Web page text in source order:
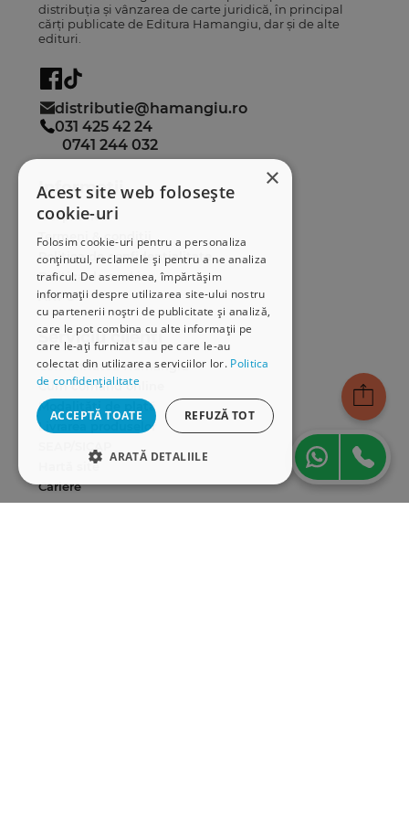
×
Acest site web folosește
cookie-uri
Folosim cookie-uri pentru a personaliza
conținutul, reclamele și pentru a ne analiza
traficul. De asemenea, împărtășim
informații despre utilizarea site-ului nostru
cu partenerii noștri de publicitate și analiză,
care le pot combina cu alte informații pe
care le-ați furnizat sau pe care le-au
colectat din utilizarea serviciilor lor. Politica
de confidențialitate
ACCEPTĂ TOATE REFUZĂ TOT
ARATĂ DETALIILE
STRICT NECESARE
distribuția și vânzarea de carte juridică, în principal
cărți publicate de Editura Hamangiu, dar și de alte
edituri.
distributie@hamangiu.ro
031 425 42 24
0741 244 032
Informații
Despre noi
Termeni & condiții
Politica de confidențialitate
Politica de cookies
ANPC
Serviciu clienți
Comunitatea Hamangiu
Cum comand online
Modalități de plată
Livrarea produselor
SEAP/SICAP
Hartă site
Cariere